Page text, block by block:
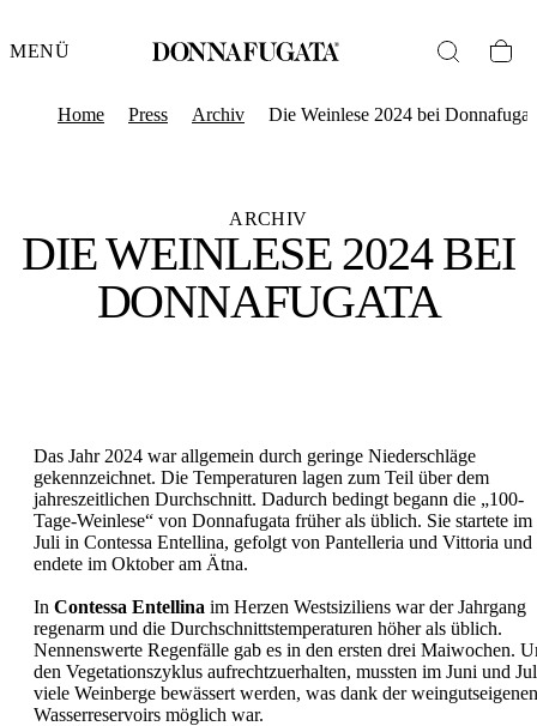
MENÜ
Home Press Archiv Die Weinlese 2024 bei
ARCHIV
DIE WEINLESE 2024 BEI
DONNAFUGATA
Das Jahr 2024 war allgemein durch geringe Niederschläge
gekennzeichnet. Die Temperaturen lagen zum Teil über dem
jahreszeitlichen Durchschnitt. Dadurch bedingt begann die „100-
Tage-Weinlese“ von Donnafugata früher als üblich. Sie startete im
Juli in Contessa Entellina, gefolgt von Pantelleria und Vittoria und
endete im Oktober am Ätna.
In Contessa Entellina im Herzen Westsiziliens war der Jahrgang
regenarm und die Durchschnittstemperaturen höher als üblich.
Nennenswerte Regenfälle gab es in den ersten drei Maiwochen.
den Vegetationszyklus aufrechtzuerhalten, mussten im Juni und
viele Weinberge bewässert werden, was dank der weingutseigenen
Wasserreservoirs möglich war.